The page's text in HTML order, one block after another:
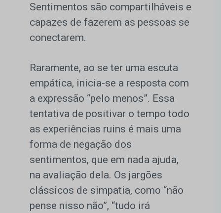
Sentimentos são compartilháveis e
capazes de fazerem as pessoas se
conectarem.
Raramente, ao se ter uma escuta
empática, inicia-se a resposta com
a expressão “pelo menos”. Essa
tentativa de positivar o tempo todo
as experiências ruins é mais uma
forma de negação dos
sentimentos, que em nada ajuda,
na avaliação dela. Os jargões
clássicos de simpatia, como “não
pense nisso não”, “tudo irá